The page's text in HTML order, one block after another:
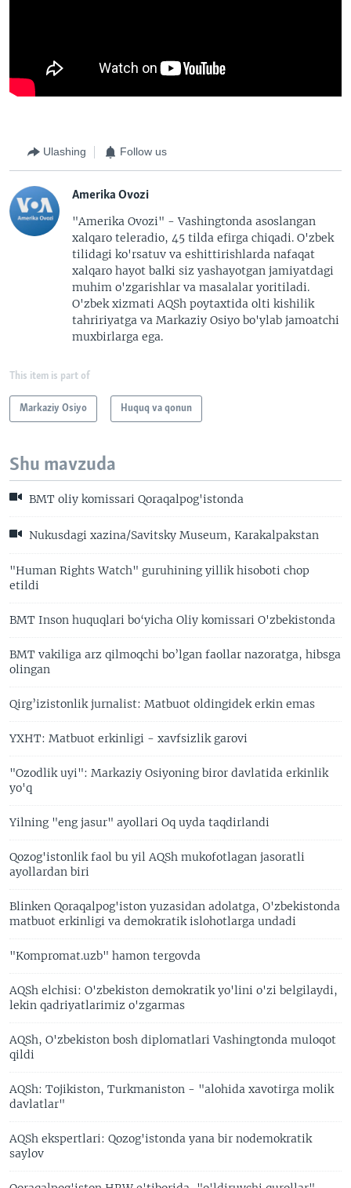
Ulashing Follow us
Amerika Ovozi
"Amerika Ovozi" - Vashingtonda asoslangan
xalqaro teleradio, 45 tilda efirga chiqadi. O'zbek
tilidagi ko'rsatuv va eshittirishlarda nafaqat
xalqaro hayot balki siz yashayotgan jamiyatdagi
muhim o'zgarishlar va masalalar yoritiladi.
O'zbek xizmati AQSh poytaxtida olti kishilik
tahririyatga va Markaziy Osiyo bo'ylab jamoatchi
muxbirlarga ega.
This item is part of
Markaziy Osiyo Huquq va qonun
Shu mavzuda
BMT oliy komissari Qoraqalpog'istonda
Nukusdagi xazina/Savitsky Museum, Karakalpakstan
"Human Rights Watch" guruhining yillik hisoboti chop
etildi
BMT Inson huquqlari bo‘yicha Oliy komissari O'zbekistonda
BMT vakiliga arz qilmoqchi bo’lgan faollar nazoratga, hibsga
olingan
Qirg’izistonlik jurnalist: Matbuot oldingidek erkin emas
YXHT: Matbuot erkinligi - xavfsizlik garovi
"Ozodlik uyi": Markaziy Osiyoning biror davlatida erkinlik
yo'q
Yilning "eng jasur" ayollari Oq uyda taqdirlandi
Qozog'istonlik faol bu yil AQSh mukofotlagan jasoratli
ayollardan biri
Blinken Qoraqalpog'iston yuzasidan adolatga, O'zbekistonda
matbuot erkinligi va demokratik islohotlarga undadi
"Kompromat.uzb" hamon tergovda
AQSh elchisi: O'zbekiston demokratik yo'lini o'zi belgilaydi,
lekin qadriyatlarimiz o'zgarmas
AQSh, O'zbekiston bosh diplomatlari Vashingtonda muloqot
qildi
AQSh: Tojikiston, Turkmaniston - "alohida xavotirga molik
davlatlar"
AQSh ekspertlari: Qozog'istonda yana bir nodemokratik
saylov